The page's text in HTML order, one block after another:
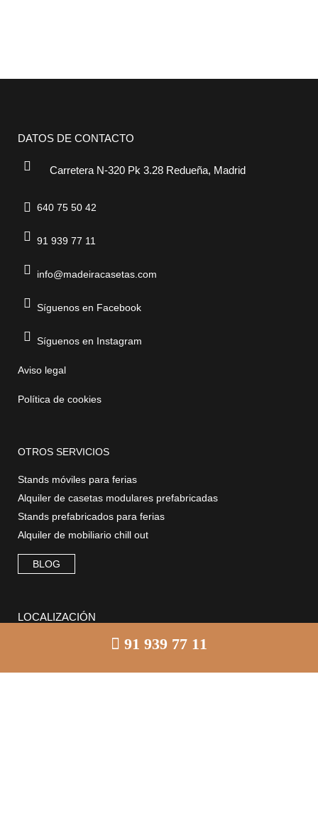
DATOS DE CONTACTO
Carretera N-320 Pk 3.28 Redueña, Madrid
640 75 50 42
91 939 77 11
info@madeiracasetas.com
Síguenos en Facebook
Síguenos en Instagram
Aviso legal
Política de cookies
OTROS SERVICIOS
Stands móviles para ferias
Alquiler de casetas modulares prefabricadas
Stands prefabricados para ferias
Alquiler de mobiliario chill out
BLOG
LOCALIZACIÓN
91 939 77 11